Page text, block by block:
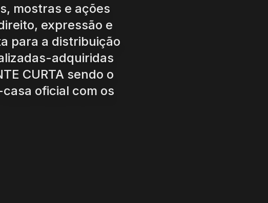
mostras e ações
expressão e
para a distribuição
adquiridas
CURTA sendo o
oficial com os